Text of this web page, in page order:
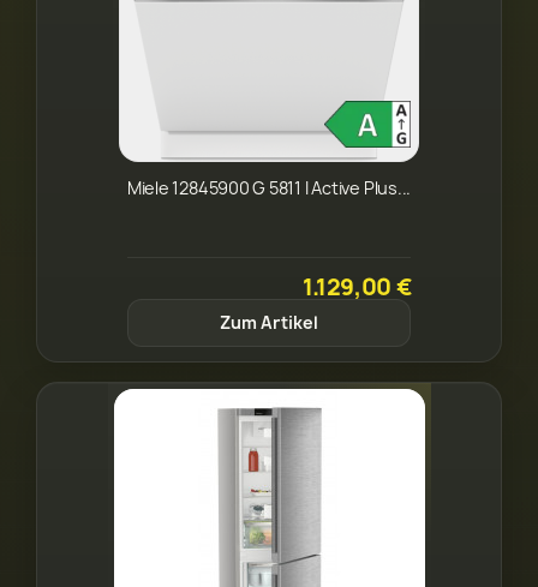
Miele 12845900 G 5811 I Active Plus...
1.129,00 €
Zum Artikel